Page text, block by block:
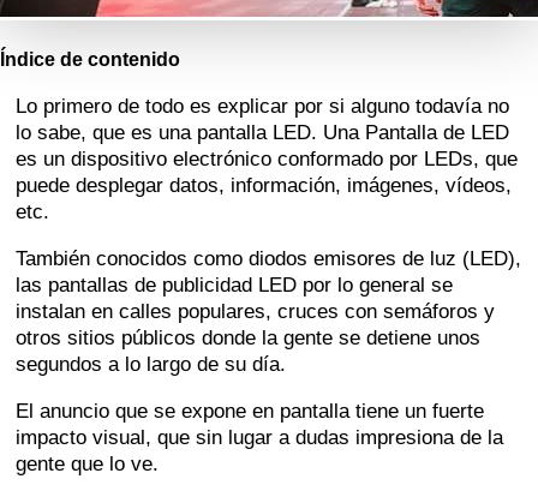
Índice de contenido
Lo primero de todo es explicar por si alguno todavía no
lo sabe, que es una pantalla LED. Una Pantalla de LED
es un dispositivo electrónico conformado por LEDs, que
puede desplegar datos, información, imágenes, vídeos,
etc.
También conocidos como diodos emisores de luz (LED),
las pantallas de publicidad LED por lo general se
instalan en calles populares, cruces con semáforos y
otros sitios públicos donde la gente se detiene unos
segundos a lo largo de su día.
El anuncio que se expone en pantalla tiene un fuerte
impacto visual, que sin lugar a dudas impresiona de la
gente que lo ve.